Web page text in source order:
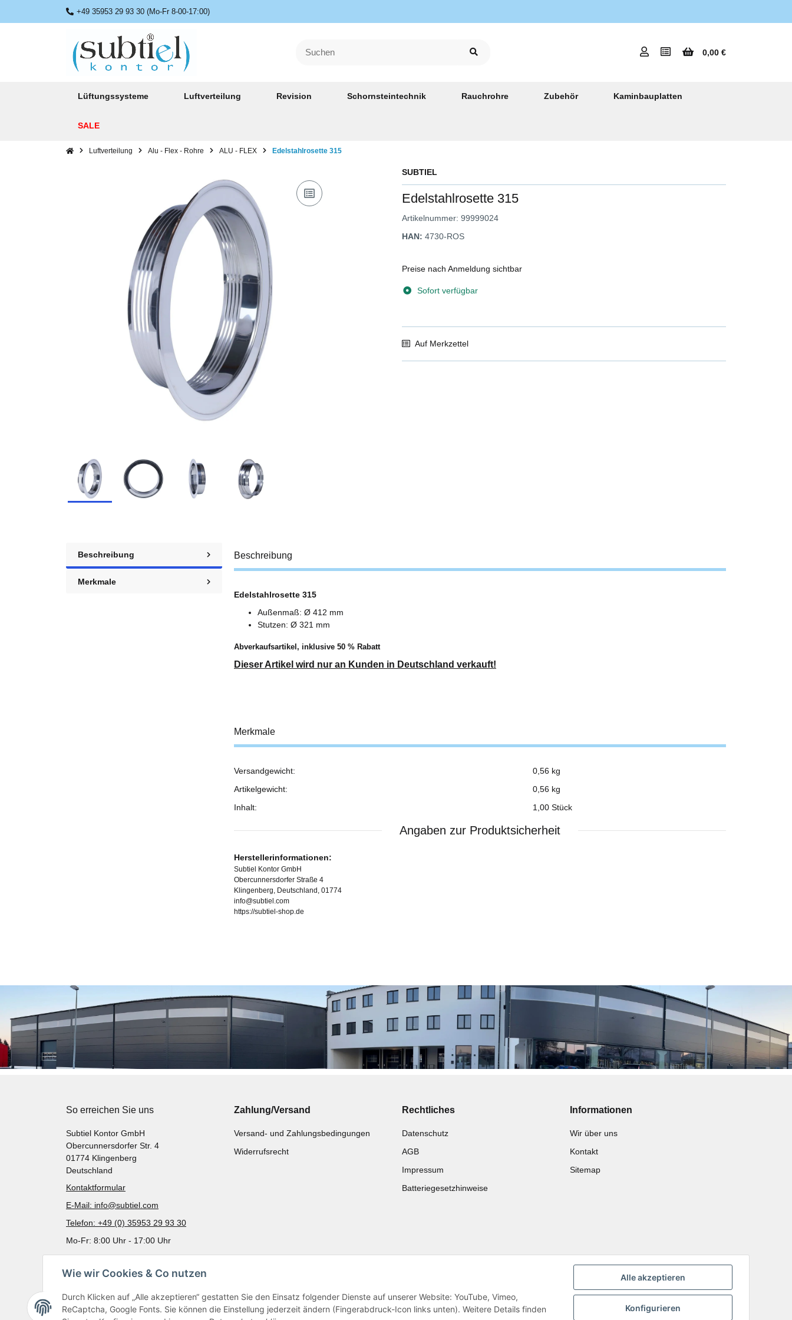
Alle akzeptieren
Konfigurieren
Wie wir Cookies & Co nutzen
Durch Klicken auf „Alle akzeptieren“ gestatten Sie den Einsatz folgender Dienste auf unserer Website: YouTube, Vimeo,
ReCaptcha, Google Fonts. Sie können die Einstellung jederzeit ändern (Fingerabdruck-Icon links unten). Weitere Details finden
+49 35953 29 93 30 (Mo-Fr 8-00-17:00)
0,00 €
Lüftungssysteme Luftverteilung Revision Schornsteintechnik Rauchrohre Zubehör Kaminbauplatten
SALE
Luftverteilung Alu - Flex - Rohre ALU - FLEX Edelstahlrosette 315
SUBTIEL
Edelstahlrosette 315
Artikelnummer: 99999024
HAN: 4730-ROS
Preise nach Anmeldung sichtbar
Sofort verfügbar
Auf Merkzettel
Beschreibung
Merkmale
Beschreibung
Edelstahlrosette 315
Außenmaß: Ø 412 mm
Stutzen: Ø 321 mm
Abverkaufsartikel, inklusive 50 % Rabatt
Dieser Artikel wird nur an Kunden in Deutschland verkauft!
Merkmale
Produkteigenschaft
Wert
Versandgewicht:
0,56 kg
Artikelgewicht:
0,56 kg
Inhalt:
1,00 Stück
Angaben zur Produktsicherheit
Herstellerinformationen:
Subtiel Kontor GmbH
Obercunnersdorfer Straße 4
Klingenberg, Deutschland, 01774
info@subtiel.com
https://subtiel-shop.de
So erreichen Sie uns
Subtiel Kontor GmbH
Obercunnersdorfer Str. 4
01774 Klingenberg
Deutschland
Kontaktformular
E-Mail: info@subtiel.com
Telefon: +49 (0) 35953 29 93 30
Mo-Fr: 8:00 Uhr - 17:00 Uhr
Zahlung/Versand
Versand- und Zahlungsbedingungen
Widerrufsrecht
Rechtliches
Datenschutz
AGB
Impressum
Batteriegesetzhinweise
Informationen
Wir über uns
Kontakt
Sitemap
Zur Schnellbestellung Preisliste anschauen